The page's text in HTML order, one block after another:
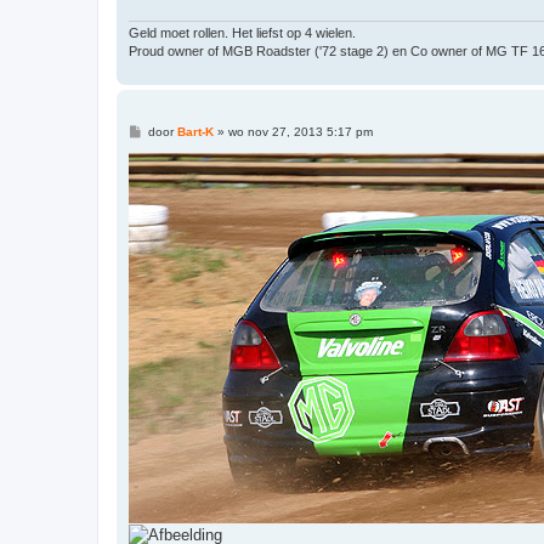
Geld moet rollen. Het liefst op 4 wielen.
Proud owner of MGB Roadster ('72 stage 2) en Co owner of MG TF
B
r
i
c
h
doorBart-K» wo nov 27, 2013 5:17 pm